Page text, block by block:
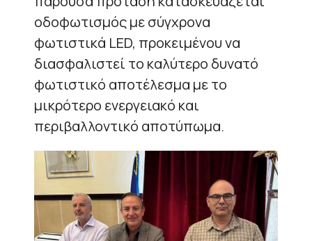
οδοφωτισμός με σύγχρονα
φωτιστικά LΕD, προκειμένου να
διασφαλιστεί το καλύτερο δυνατό
φωτιστικό αποτέλεσμα με το
μικρότερο ενεργειακό και
περιβαλλοντικό αποτύπωμα.